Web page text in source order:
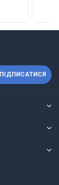
ПІДПИСАТИСЯ